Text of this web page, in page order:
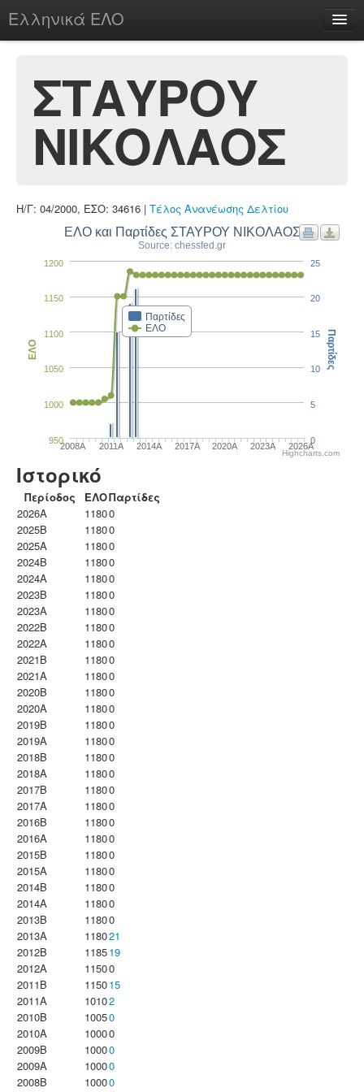
Ελληνικά ΕΛΟ
chesstu.be @ discord
Login
ΣΤΑΥΡΟΥ
ΝΙΚΟΛΑΟΣ
Η/Γ: 04/2000, ΕΣΟ: 34616 | Τέλος Ανανέωσης Δελτίου
ΕΛΟ και Παρτίδες ΣΤΑΥΡΟΥ ΝΙΚΟΛΑΟΣ
Source: chessfed.gr
Παρτίδες
ΕΛΟ
2008A 2011A 2014A 2017A 2020A 2023Α 2026A
950
1000
1050
1100
1150
1200
ΕΛΟ
0
5
10
15
20
25
Παρτίδες
Highcharts.com
Ιστορικό
Περίοδος ΕΛΟΠαρτίδες
2026A
11800
2025B
11800
2025A
11800
2024B
11800
2024A
11800
2023B
11800
2023Α
11800
2022B
11800
2022A
11800
2021B
11800
2021A
11800
2020B
11800
2020A
11800
2019B
11800
2019A
11800
2018B
11800
2018A
11800
2017B
11800
2017A
11800
2016B
11800
2016A
11800
2015B
11800
2015A
11800
2014B
11800
2014A
11800
2013B
11800
2013A
118021
2012B
118519
2012A
11500
2011B
115015
2011A
10102
2010B
10050
2010A
10000
2009B
10000
2009A
10000
2008B
10000